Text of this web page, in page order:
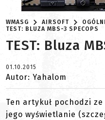
WMASG AIRSOFT
TEST: BLUZA MBS-3 SPECOPS
TEST: Bluza
01.10.2015
Autor: Yahalom
Ten artykuł pochodzi
jego wyświetlanie